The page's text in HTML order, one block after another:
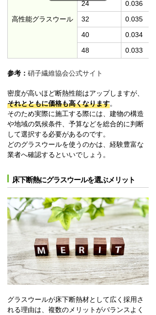
高性能グラスウール
24
0.036
32
0.035
40
0.034
48
0.033
参考： 硝子繊維協会公式サイト
密度が高いほど断熱性能はアップしますが、
それとともに価格も高くなります。
そのため実際に施工する際には、建物の構造
や地域の気候条件、予算などを総合的に判断
して選択する必要があるのです。
どのグラスウールを使うのかは、経験豊富な
業者へ確認するといいでしょう。
床下断熱にグラスウールを選ぶメリット
グラスウールが床下断熱材として広く採用さ
れる理由は、複数のメリットがバランスよく